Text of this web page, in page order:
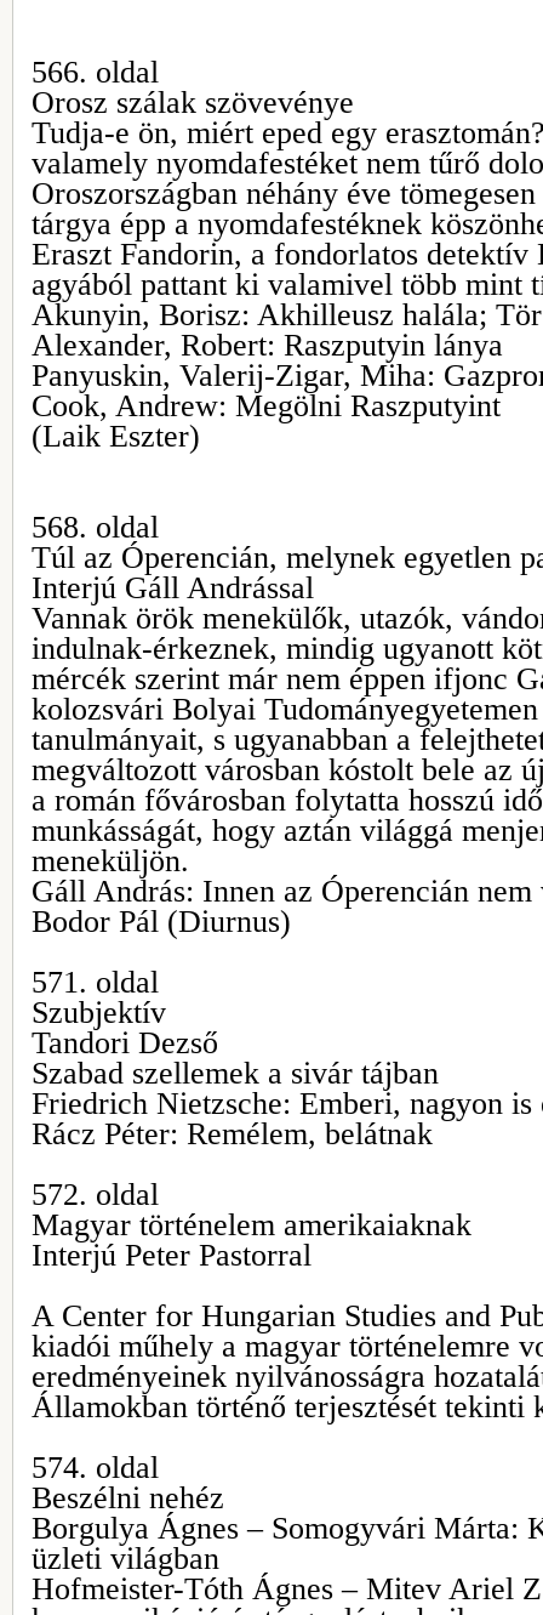
566. oldal
Orosz szálak szövevénye
Tudja-e ön, miért eped egy
valamely nyomdafestéket nem tűrő
Oroszországban néhány éve
tárgya épp a nyomdafestéknek
Eraszt Fandorin, a fondorlatos
agyából pattant ki valamivel több mint
Akunyin, Borisz: Akhilleusz halála;
Alexander, Robert: Raszputyin lánya
Panyuskin, Valerij-Zigar, Miha:
Cook, Andrew: Megölni Raszputyint
(Laik Eszter)
568. oldal
Túl az Óperencián, melynek egyetlen
Interjú Gáll Andrással
Vannak örök menekülők, utazók,
indulnak-érkeznek, mindig ugyanott
mércék szerint már nem éppen ifjonc
kolozsvári Bolyai
tanulmányait, s ugyanabban a
megváltozott városban kóstolt bele az
a román fővárosban folytatta hosszú
munkásságát, hogy aztán világgá
meneküljön.
Gáll András: Innen az Óperencián
Bodor Pál (Diurnus)
571. oldal
Szubjektív
Tandori Dezső
Szabad szellemek a sivár tájban
Friedrich Nietzsche: Emberi, nagyon is
Rácz Péter: Remélem, belátnak
572. oldal
Magyar történelem amerikaiaknak
Interjú Peter Pastorral
A Center for Hungarian Studies and
kiadói műhely a magyar történelemre
eredményeinek nyilvánosságra
Államokban történő terjesztését tekinti
574. oldal
Beszélni nehéz
Borgulya Ágnes – Somogyvári Márta:
üzleti világban
Hofmeister-Tóth Ágnes – Mitev Ariel